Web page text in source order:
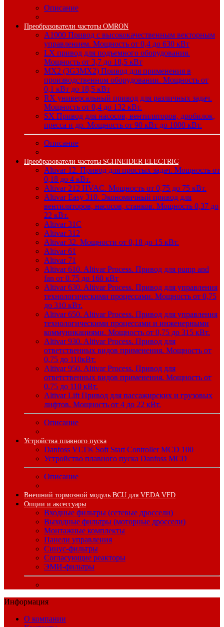
Описание
Преобразователи частоты OMRON
A1000 Привод с высококачественным векторным
управлением. Мощность от 0,4 до 630 кВт
LX привод для подъемного оборудования.
Мощность от 3,7 до 18,5 кВт
MX2 (3G3MX2) Привод для применения в
производственном оборудовании. Мощность от
0,1 кВт до 18,5 кВт
RX универсальный привод для различных задач.
Мощность от 0,4 до 132 кВт.
SX Привод для насосов, вентиляторов, дробилок,
пресса и др. Мощность от 90 кВт до 1000 кВт.
Описание
Преобразователи частоты SCHNEIDER ELECTRIC
Altivar 12. Привод для простых задач. Мощность от
0,18 до 4 кВт.
Altivar 212 HVAC. Мощность от 0,75 до 75 кВт.
Altivar Easy 310. Экономичный привод для
вентиляторов, насосов, станков. Мощность 0,37 до
22 кВт.
Altivar 31C
Altivar 312
Altivar 32. Мощности от 0,18 до 15 кВт.
Altivar 61
Altivar 71
Altivar 610. Altivar Process. Привод для pump and
fan от 0.75 до 160 кВт
Altivar 630. Altivar Process. Привод для управления
технологическими процессами. Мощность от 0,75
до 310 кВт.
Altivar 650. Altivar Process. Привод для управления
технологическими процессами и инженерными
коммуникациями. Мощность от 0,75 до 315 кВт.
Altivar 930. Altivar Process. Привод для
ответственных видов применения. Мощность от
0,75 до 110кВт.
Altivar 950. Altivar Process. Привод для
ответственных видов применения. Мощность от
0,75 до 110 кВт.
Altivar Lift Привод для пассажирских и грузовых
лифтов. Мощность от 4 до 22 кВт.
Описание
Устройства плавного пуска
Danfoss VLT® Soft Start Controller MCD 100
Устройство плавного пуска Danfoss MCD
Описание
Внешний тормозной модуль BCU для VEDA VFD
Опции и аксессуары
Входные фильтры (сетевые дроссели)
Выходные фильтры (моторные дроссели)
Монтажные комплекты
Панели управления
Синус-фильтры
Согласующие реакторы
ЭМИ-фильтры
Информация
О компании